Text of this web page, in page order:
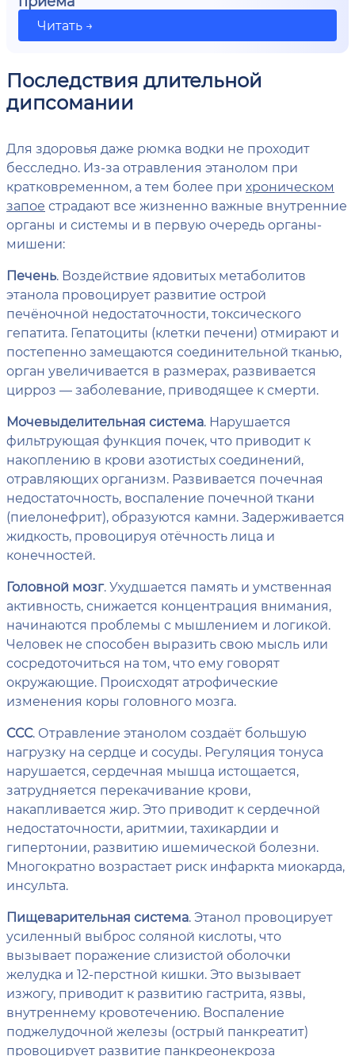
Читать →
Последствия длительной
дипсомании
Для здоровья даже рюмка водки не проходит
бесследно. Из-за отравления этанолом при
кратковременном, а тем более при хроническом
запое страдают все жизненно важные внутренние
органы и системы и в первую очередь органы-
мишени:
Печень. Воздействие ядовитых метаболитов
этанола провоцирует развитие острой
печёночной недостаточности, токсического
гепатита. Гепатоциты (клетки печени) отмирают и
постепенно замещаются соединительной тканью,
орган увеличивается в размерах, развивается
цирроз — заболевание, приводящее к смерти.
Мочевыделительная система. Нарушается
фильтрующая функция почек, что приводит к
накоплению в крови азотистых соединений,
отравляющих организм. Развивается почечная
недостаточность, воспаление почечной ткани
(пиелонефрит), образуются камни. Задерживается
жидкость, провоцируя отёчность лица и
конечностей.
Головной мозг. Ухудшается память и умственная
активность, снижается концентрация внимания,
начинаются проблемы с мышлением и логикой.
Человек не способен выразить свою мысль или
сосредоточиться на том, что ему говорят
окружающие. Происходят атрофические
изменения коры головного мозга.
ССС. Отравление этанолом создаёт большую
нагрузку на сердце и сосуды. Регуляция тонуса
нарушается, сердечная мышца истощается,
затрудняется перекачивание крови,
накапливается жир. Это приводит к сердечной
недостаточности, аритмии, тахикардии и
гипертонии, развитию ишемической болезни.
Многократно возрастает риск инфаркта миокарда,
инсульта.
Пищеварительная система. Этанол провоцирует
усиленный выброс соляной кислоты, что
вызывает поражение слизистой оболочки
желудка и 12-перстной кишки. Это вызывает
изжогу, приводит к развитию гастрита, язвы,
внутреннему кровотечению. Воспаление
поджелудочной железы (острый панкреатит)
провоцирует развитие панкреонекроза